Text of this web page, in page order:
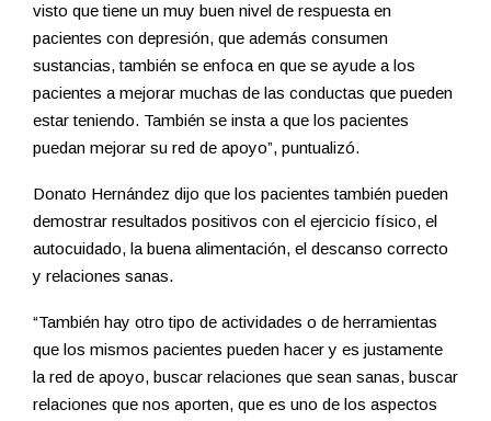
visto que tiene un muy buen nivel de respuesta en
pacientes con depresión, que además consumen
sustancias, también se enfoca en que se ayude a los
pacientes a mejorar muchas de las conductas que pueden
estar teniendo. También se insta a que los pacientes
puedan mejorar su red de apoyo”, puntualizó.
Donato Hernández dijo que los pacientes también pueden
demostrar resultados positivos con el ejercicio físico, el
autocuidado, la buena alimentación, el descanso correcto
y relaciones sanas.
“También hay otro tipo de actividades o de herramientas
que los mismos pacientes pueden hacer y es justamente
la red de apoyo, buscar relaciones que sean sanas, buscar
relaciones que nos aporten, que es uno de los aspectos